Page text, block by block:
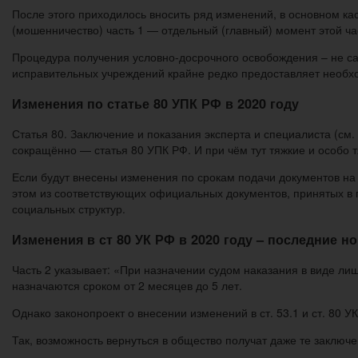
После этого приходилось вносить ряд изменений, в основном
(мошенничество) часть 1 — отдельный (главный) момент этой
Процедура получения условно-досрочного освобождения – не
исправительных учреждений крайне редко предоставляет
Изменения по статье 80 УПК РФ в 2020 году
Статья 80. Заключение и показания эксперта и специалиста
сокращённо — статья 80 УПК РФ. И при чём тут тяжкие и особо
Если будут внесены изменения по срокам подачи документов
этом из соответствующих официальных документов, принятых
социальных структур.
Изменения в ст 80 УК РФ в 2020 году – последние
Часть 2 указывает: «При назначении судом наказания в виде
назначаются сроком от 2 месяцев до 5 лет.
Однако законопроект о внесении изменений в ст. 53.1 и ст. 80
Так, возможность вернуться в общество получат даже те